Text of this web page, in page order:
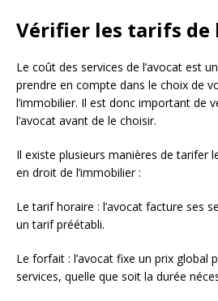
Vérifier les tarifs de
Le coût des services de l’avocat est
prendre en compte dans le choix de
l’immobilier. Il est donc important de
l’avocat avant de le choisir.
Il existe plusieurs manières de tarifer
en droit de l’immobilier :
Le tarif horaire : l’avocat facture ses
un tarif préétabli.
Le forfait : l’avocat fixe un prix global
services, quelle que soit la durée